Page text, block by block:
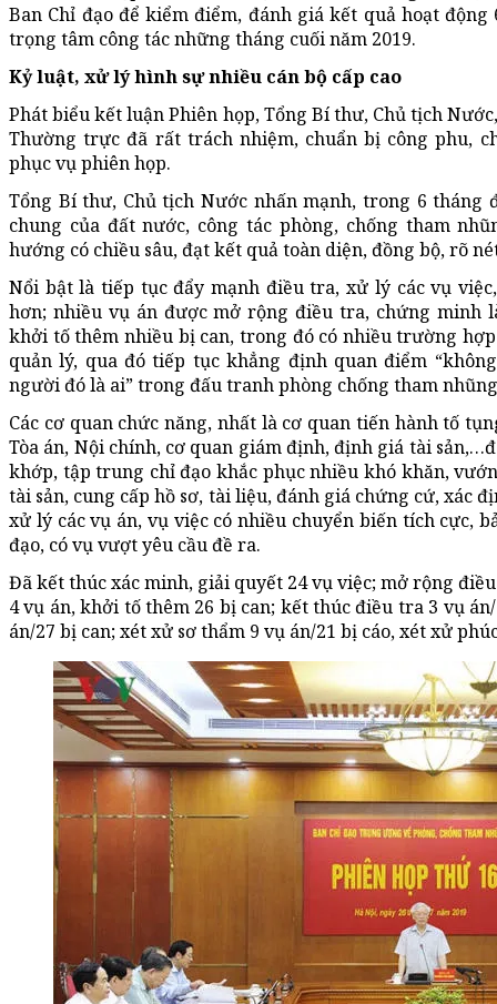
Ban Chỉ đạo để kiểm điểm, đánh giá kết quả hoạt
trọng tâm công tác những tháng cuối năm 2019.
Kỷ luật, xử lý hình sự nhiều cán bộ cấp cao
Phát biểu kết luận Phiên họp, Tổng Bí thư, Chủ tịch
Thường trực đã rất trách nhiệm, chuẩn bị công phu,
phục vụ phiên họp.
Tổng Bí thư, Chủ tịch Nước nhấn mạnh, trong 6 tháng
chung của đất nước, công tác phòng, chống tham
hướng có chiều sâu, đạt kết quả toàn diện, đồng bộ, rõ
Nổi bật là tiếp tục đẩy mạnh điều tra, xử lý các vụ
hơn; nhiều vụ án được mở rộng điều tra, chứng minh
khởi tố thêm nhiều bị can, trong đó có nhiều trường
quản lý, qua đó tiếp tục khẳng định quan điểm
người đó là ai” trong đấu tranh phòng chống tham
Các cơ quan chức năng, nhất là cơ quan tiến hành tố
Tòa án, Nội chính, cơ quan giám định, định giá tài
khớp, tập trung chỉ đạo khắc phục nhiều khó khăn,
tài sản, cung cấp hồ sơ, tài liệu, đánh giá chứng cứ, xác
xử lý các vụ án, vụ việc có nhiều chuyển biến tích cực,
đạo, có vụ vượt yêu cầu đề ra.
Đã kết thúc xác minh, giải quyết 24 vụ việc; mở rộng
4 vụ án, khởi tố thêm 26 bị can; kết thúc điều tra 3 vụ
án/27 bị can; xét xử sơ thẩm 9 vụ án/21 bị cáo, xét xử